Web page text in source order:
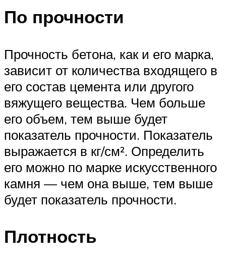
По прочности
Прочность бетона, как и его марка,
зависит от количества входящего в
его состав цемента или другого
вяжущего вещества. Чем больше
его объем, тем выше будет
показатель прочности. Показатель
выражается в кг/см². Определить
его можно по марке искусственного
камня — чем она выше, тем выше
будет показатель прочности.
Плотность